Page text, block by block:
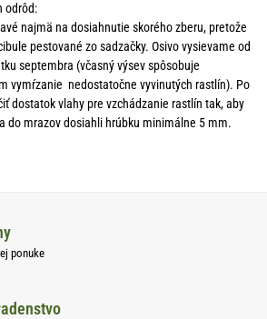
odrôd:
najmä na dosiahnutie skorého zberu, pretože
pestované zo sadzačky. Osivo vysievame od
septembra (včasný výsev spôsobuje
vymŕzanie nedostatočne vyvinutých rastlín). Po
dostatok vlahy pre vzchádzanie rastlín tak, aby
do mrazov dosiahli hrúbku minimálne 5 mm.
ponuke